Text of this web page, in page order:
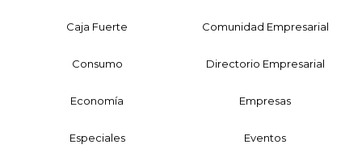
Caja Fuerte Comunidad Empresarial
Consumo Directorio Empresarial
Economía Empresas
Especiales Eventos